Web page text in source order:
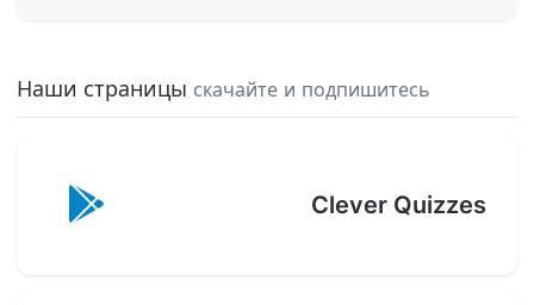
Наши страницы скачайте и подпишитесь
Clever Quizzes